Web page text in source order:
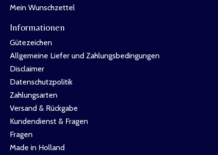
Mein Wunschzettel
Informationen
Gütezeichen
Allgemeine Liefer und Zahlungsbedingungen
Disclaimer
Datenschutzpolitik
Zahlungsarten
Versand & Rückgabe
Kundendienst & Fragen
Fragen
Made in Holland